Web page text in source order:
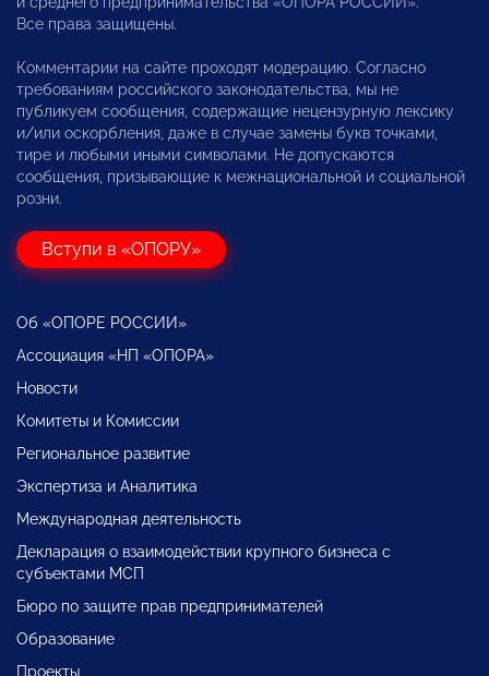
Все права защищены.
Комментарии на сайте проходят модерацию. Согласно
требованиям российского законодательства, мы не
публикуем сообщения, содержащие нецензурную лексику
и/или оскорбления, даже в случае замены букв точками,
тире и любыми иными символами. Не допускаются
сообщения, призывающие к межнациональной и социальной
розни.
Вступи в «ОПОРУ»
Об «ОПОРЕ РОССИИ»
Ассоциация «НП «ОПОРА»
Новости
Комитеты и Комиссии
Региональное развитие
Экспертиза и Аналитика
Международная деятельность
Декларация о взаимодействии крупного бизнеса с
субъектами МСП
Бюро по защите прав предпринимателей
Образование
Проекты